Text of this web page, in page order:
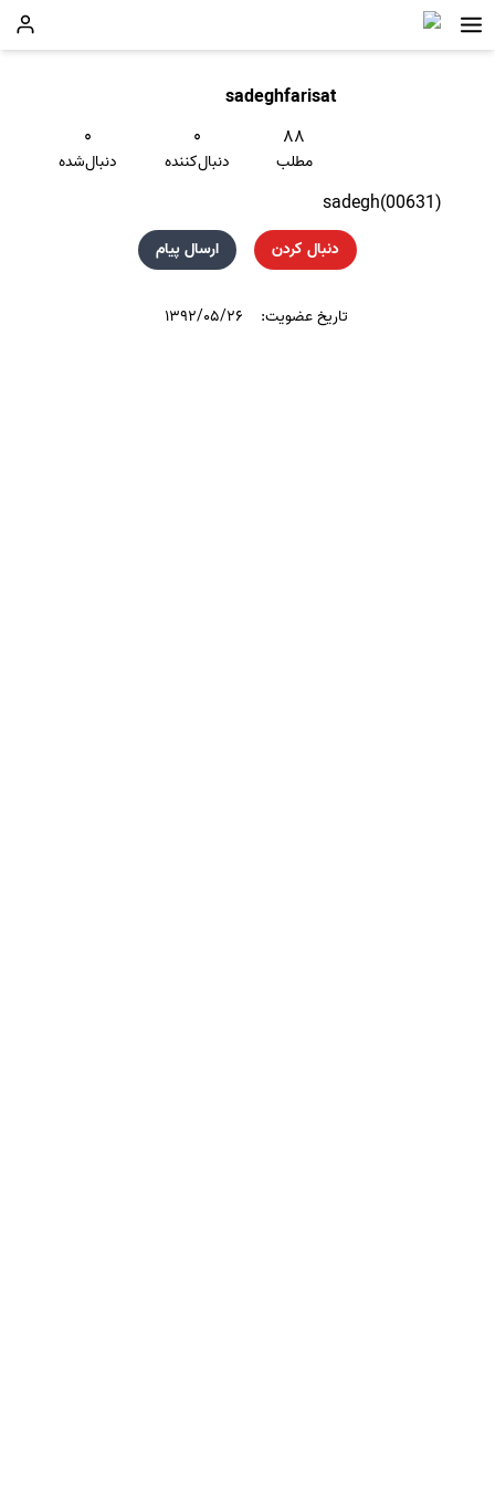
sadeghfarisat
۸۸
مطلب
۰
دنبال‌کننده
۰
دنبال‌شده
sadegh(00631)
دنبال کردن ارسال پیام
تاریخ عضویت: ۱۳۹۲/۰۵/۲۶